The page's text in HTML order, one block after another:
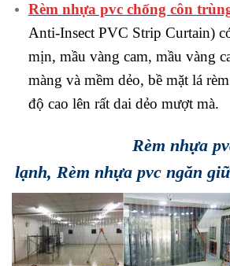
Rèm nhựa pvc chống côn
Anti-Insect PVC Strip Curtain)
mịn, mầu vàng cam, mầu vàng
màng và mềm dẻo, bề mặt lá
độ cao lên rất dai dẻo mượt mà.
Rèm nhựa
lạnh, Rèm nhựa pvc ngăn